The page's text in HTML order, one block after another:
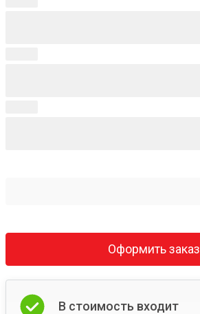
Оформить заказ
В стоимость входит